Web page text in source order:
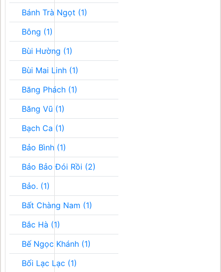
Bánh Trà Ngọt (1)
Bông (1)
Bùi Hường (1)
Bùi Mai Linh (1)
Băng Phách (1)
Băng Vũ (1)
Bạch Ca (1)
Bảo Bình (1)
Bảo Bảo Đói Rồi (2)
Bảo. (1)
Bất Chàng Nam (1)
Bắc Hà (1)
Bế Ngọc Khánh (1)
Bối Lạc Lạc (1)